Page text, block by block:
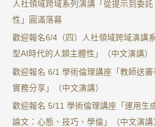
人社領域跨域系列演講「從提示到委
性」圓滿落幕
歡迎報名6/4（四）人社領域跨域演講
型AI時代的人類主體性」（中文演講）
歡迎報名 6/1 學術倫理講座「教師送
實務分享」（中文演講）
歡迎報名 5/11 學術倫理講座「運用生
論文：心態、技巧、學倫」（中文演講